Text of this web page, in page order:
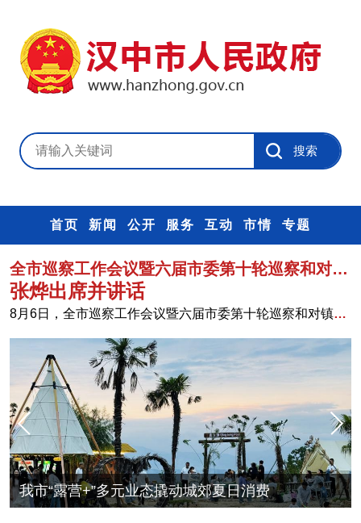
首页 新闻 公开 服务 互动 市情 专题
全市巡察工作会议暨六届市委第十轮巡察和对镇（街道）村（社区）提级巡察动员部署会召开
张烨出席并讲话
8月6日，全市巡察工作会议暨六届市委第十轮巡察和对镇（街道）村（社区）提级巡察动员部署会召开。会议深入学习贯彻习近平党建思...
我市“露营+”多元业态撬动城郊夏日消费